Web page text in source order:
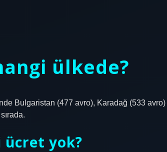
ülkede?
Bulgaristan (477 avro), Karadağ (533 avro)
ücret yok?